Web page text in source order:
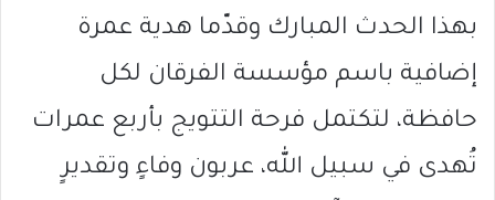
بهذا الحدث المبارك وقدّما هدية عمرة
إضافية باسم مؤسسة الفرقان لكل
حافظة، لتكتمل فرحة التتويج بأربع عمرات
تُهدى في سبيل الله، عربون وفاءٍ وتقديرٍ